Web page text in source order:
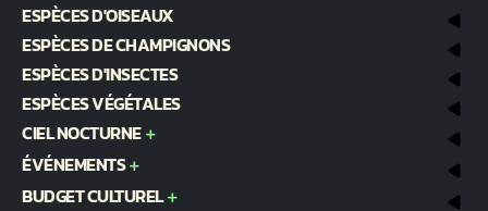
ESPÈCES D'OISEAUX
ESPÈCES DE CHAMPIGNONS
ESPÈCES D'INSECTES
ESPÈCES VÉGÉTALES
CIEL NOCTURNE
ÉVÉNEMENTS
BUDGET CULTUREL